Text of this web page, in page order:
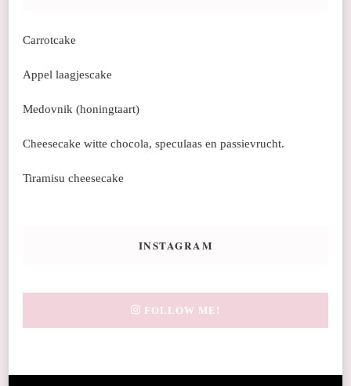
Carrotcake
Appel laagjescake
Medovnik (honingtaart)
Cheesecake witte chocola, speculaas en passievrucht.
Tiramisu cheesecake
INSTAGRAM
FOLLOW ME!